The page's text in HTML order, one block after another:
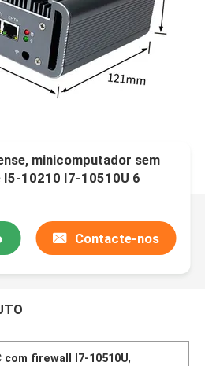
minicomputador sem
I5-10210 I7-10510U 6
Contacte-nos
com firewall I7-10510U,